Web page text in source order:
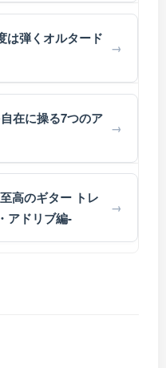
は弾くオルタード
在に操る7つのア
高のギター トレ
アドリブ編-